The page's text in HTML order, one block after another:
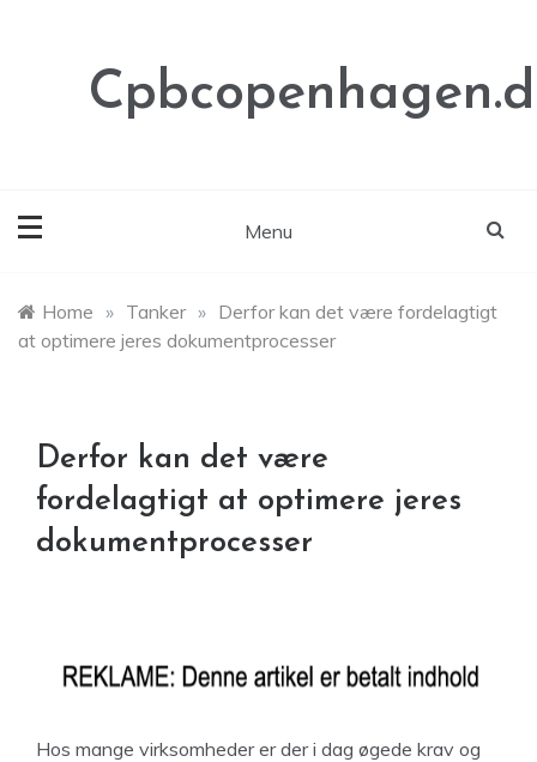
Menu
Home » Tanker » Derfor kan det være fordelagtigt
at optimere jeres dokumentprocesser
Derfor kan det være
fordelagtigt at optimere jeres
dokumentprocesser
Hos mange virksomheder er der i dag øgede krav og